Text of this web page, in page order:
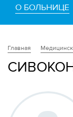
О БОЛЬНИЦЕ
Главная